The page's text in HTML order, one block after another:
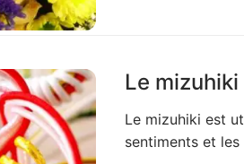
Le
Le mizuhiki est
sentiments et